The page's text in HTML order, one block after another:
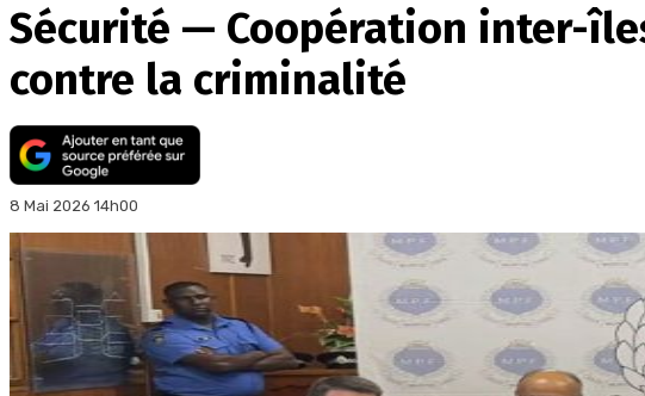
Sécurité — Coopération inter-
contre la criminalité
8 Mai 2026 14h00